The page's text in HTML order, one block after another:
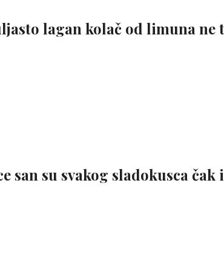
lagan kolač od limuna ne
san su svakog sladokusca čak